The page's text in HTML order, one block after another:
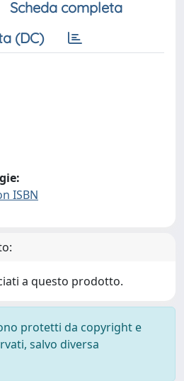
Scheda completa
(DC)
ISBN
a questo prodotto.
protetti da copyright e
salvo diversa